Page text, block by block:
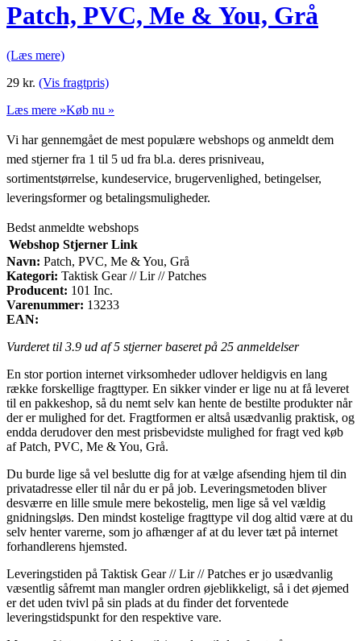
Patch, PVC, Me & You, Grå
(Læs mere)
29 kr. (Vis fragtpris)
Læs mere »Køb nu »
Vi har gennemgået de mest populære webshops og anmeldt dem
med stjerner fra 1 til 5 ud fra bl.a. deres prisniveau,
sortimentstørrelse, kundeservice, brugervenlighed, betingelser,
leveringsformer og betalingsmuligheder.
Bedst anmeldte webshops
Webshop Stjerner Link
Navn: Patch, PVC, Me & You, Grå
Kategori: Taktisk Gear // Lir // Patches
Producent: 101 Inc.
Varenummer: 13233
EAN:
Vurderet til 3.9 ud af 5 stjerner baseret på 25 anmeldelser
En stor portion internet virksomheder udlover heldigvis en lang
række forskellige fragttyper. En sikker vinder er lige nu at få leveret
til en pakkeshop, så du nemt selv kan hente de bestilte produkter når
der er mulighed for det. Fragtformen er altså usædvanlig praktisk, og
endda derudover den mest prisbevidste mulighed for fragt ved køb
af Patch, PVC, Me & You, Grå.
Du burde lige så vel beslutte dig for at vælge afsending hjem til din
privatadresse eller til når du er på job. Leveringsmetoden bliver
desværre en lille smule mere bekostelig, men lige så vel vældig
gnidningsløs. Den mindst kostelige fragttype vil dog altid være at du
selv henter varerne, som jo afhænger af at du lever tæt på internet
forhandlerens hjemsted.
Leveringstiden på Taktisk Gear // Lir // Patches er jo usædvanlig
væsentlig såfremt man mangler ordren øjeblikkeligt, så i det øjemed
er det uden tvivl på sin plads at du finder det forventede
leveringstidspunkt for den respektive vare.